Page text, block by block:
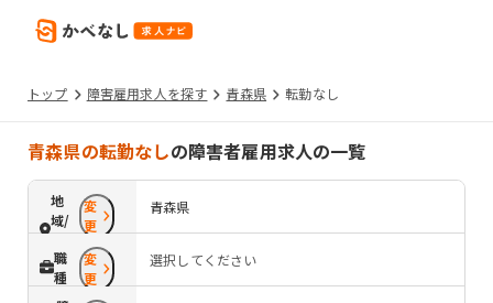
トップ 障害雇用求人を探す 青森県 転勤なし
青森県の転勤なしの障害者雇用求人の一覧
地
域/
路
線
変
更
青森県
職
種
変
更
選択してください